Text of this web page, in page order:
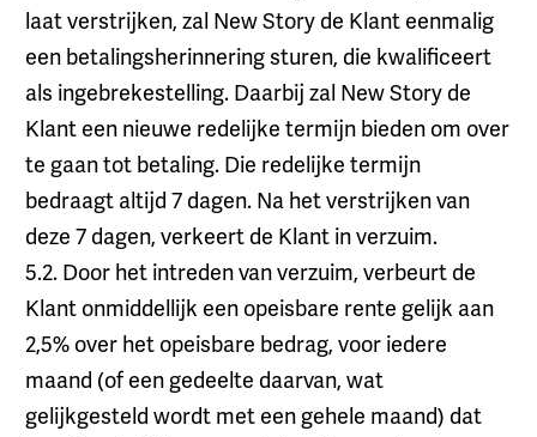
laat verstrijken, zal New Story de Klant eenmalig
een betalingsherinnering sturen, die kwalificeert
als ingebrekestelling. Daarbij zal New Story de
Klant een nieuwe redelijke termijn bieden om over
te gaan tot betaling. Die redelijke termijn
bedraagt altijd 7 dagen. Na het verstrijken van
deze 7 dagen, verkeert de Klant in verzuim.
5.2. Door het intreden van verzuim, verbeurt de
Klant onmiddellijk een opeisbare rente gelijk aan
2,5% over het opeisbare bedrag, voor iedere
maand (of een gedeelte daarvan, wat
gelijkgesteld wordt met een gehele maand) dat